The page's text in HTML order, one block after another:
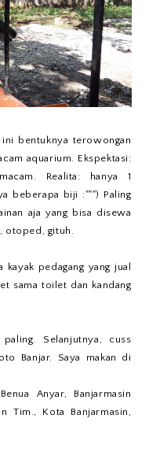
bentuknya terowongan
aquarium. Ekspektasi:
Realita: hanya 1
beberapa biji :""") Paling
aja yang bisa disewa
gituh.
kayak pedagang yang jual
sama toilet dan kandang
Selanjutnya, cuss
Banjar. Saya makan di
Anyar, Banjarmasin
Tim., Kota Banjarmasin,